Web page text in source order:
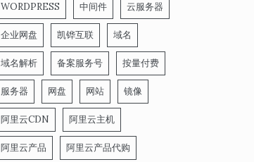
WORDPRESS 中间件 云服务器
企业网盘 凯铧互联 域名
域名解析 备案服务号 按量付费
服务器 网盘 网站 镜像
阿里云CDN 阿里云主机
阿里云产品 阿里云产品代购